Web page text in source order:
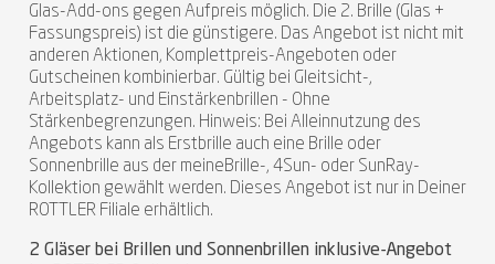
Glas-Add-ons gegen Aufpreis möglich. Die 2. Brille (Glas +
Fassungspreis) ist die günstigere. Das Angebot ist nicht mit
anderen Aktionen, Komplettpreis-Angeboten oder
Gutscheinen kombinierbar. Gültig bei Gleitsicht-,
Arbeitsplatz- und Einstärkenbrillen - Ohne
Stärkenbegrenzungen. Hinweis: Bei Alleinnutzung des
Angebots kann als Erstbrille auch eine Brille oder
Sonnenbrille aus der meineBrille-, 4Sun- oder SunRay-
Kollektion gewählt werden. Dieses Angebot ist nur in Deiner
ROTTLER Filiale erhältlich.
2 Gläser bei Brillen und Sonnenbrillen inklusive-Angebot